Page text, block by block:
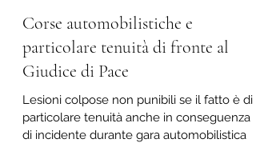
19 feb 2025
Tempo di lettura: 11 min
Corse automobilistiche e
particolare tenuità di fronte al
Giudice di Pace